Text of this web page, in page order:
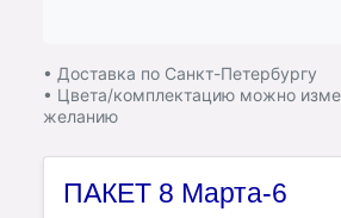
• Доставка по Санкт-Петербургу
• Цвета/комплектацию можно
желанию
ПАКЕТ 8 Марта-6